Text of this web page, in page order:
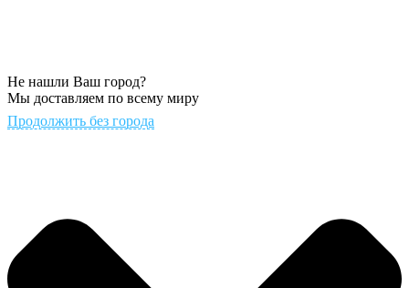
Не нашли Ваш город?
Мы доставляем по всему миру
Продолжить без города